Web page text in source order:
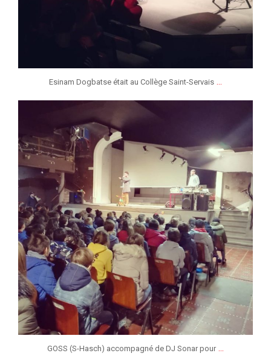
Esinam Dogbatse était au Collège Saint-Servais ...
jeunessesmusicaleslg
GOSS (S-Hasch) accompagné de DJ Sonar pour ...